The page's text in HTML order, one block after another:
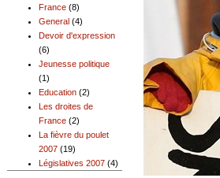
France (8)
General (4)
Devoir d'expression
(6)
Jeunesse politique
(1)
Education (2)
Les droites de
France (2)
La fièvre du poulet
2007 (19)
Législatives 2007 (4)